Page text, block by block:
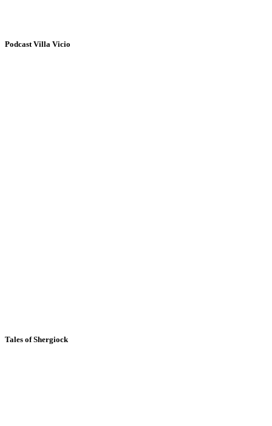
Podcast Villa Vicio
Tales of Shergiock